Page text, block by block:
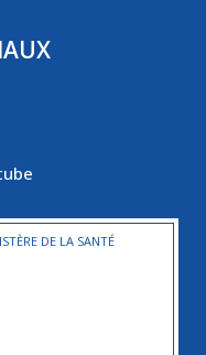
DE LA SANTÉ